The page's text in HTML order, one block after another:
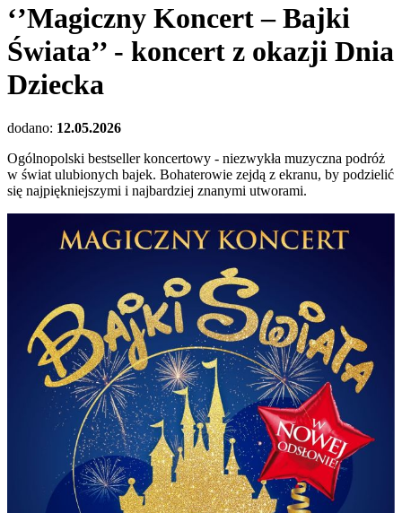
‘’Magiczny Koncert – Bajki
Świata’’ - koncert z okazji Dnia
Dziecka
dodano: 12.05.2026
Ogólnopolski bestseller koncertowy - niezwykła muzyczna podróż
w świat ulubionych bajek. Bohaterowie zejdą z ekranu, by podzielić
się najpiękniejszymi i najbardziej znanymi utworami.